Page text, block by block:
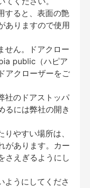
すると、表面の艶
ありますので使用
せん。ドアクロー
public（ハピア
アクローザーをご
社のドアストッパ
るには弊社の開き
やすい場所は、
があります。カー
さえぎるようにし
ようにしてくださ